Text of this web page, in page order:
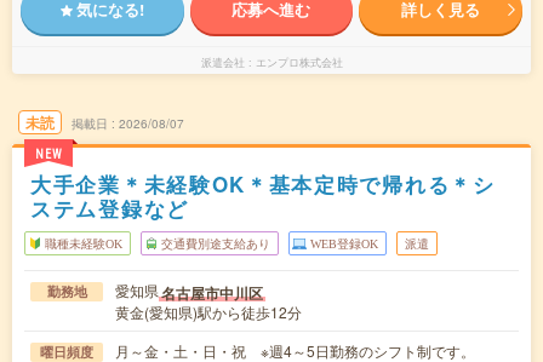
気になる! 応募へ進む 詳しく見る
派遣会社 エンプロ株式会社
未読
NEW
掲載日 2026/08/07
大手企業＊未経験OK＊基本定時で帰れる＊シ
ステム登録など
職種未経験OK 交通費別途支給あり WEB登録OK 派遣
勤務地 愛知県名古屋市中川区
黄金(愛知県)駅から徒歩12分
曜日頻度 月～金・土・日・祝 ※週4～5日勤務のシフト制です。